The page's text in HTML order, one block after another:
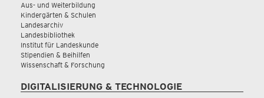
Aus- und Weiterbildung
Kindergärten & Schulen
Landesarchiv
Landesbibliothek
Institut für Landeskunde
Stipendien & Beihilfen
Wissenschaft & Forschung
DIGITALISIERUNG & TECHNOLOGIE